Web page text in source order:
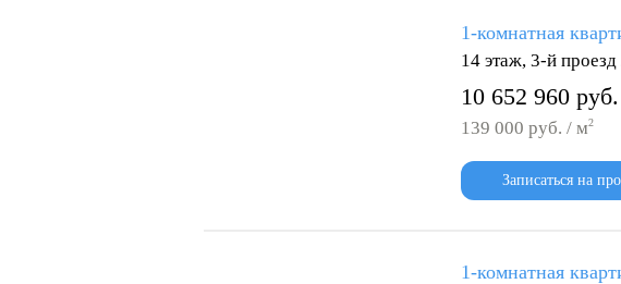
1-комнатная
14 этаж, 3-й
10 652 960 руб.
139 000 руб. / м2
Записаться на
1-комнатная